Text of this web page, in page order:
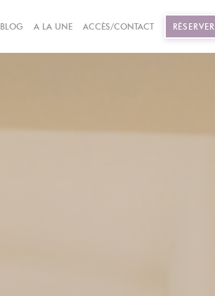
BLOG((OUVRE UNE NOUVELLE FENÊTRE))
A LA UNE((OUVRE UNE NOUVELLE FENÊTRE))
ACCÈS/CONTACT RÉSERVER